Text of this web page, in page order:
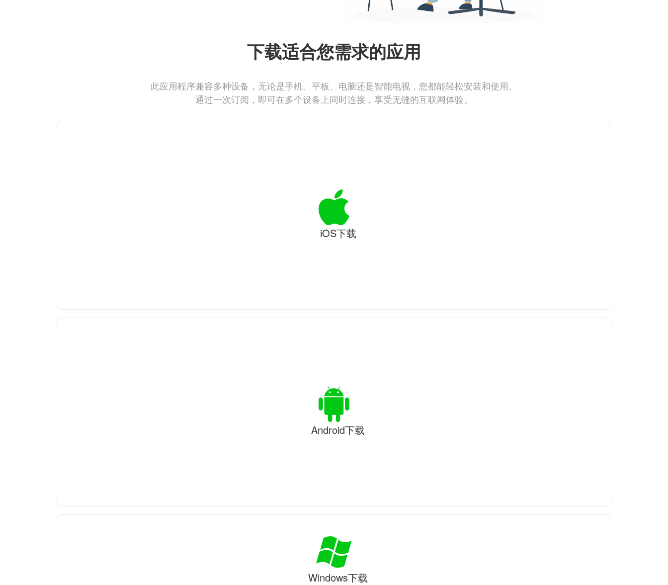
下载适合您需求的应用
此应用程序兼容多种设备，无论是手机、平板、电脑还是智能电视，您都能轻松安装和使用。
通过一次订阅，即可在多个设备上同时连接，享受无缝的互联网体验。
iOS下载
Android下载
Windows下载